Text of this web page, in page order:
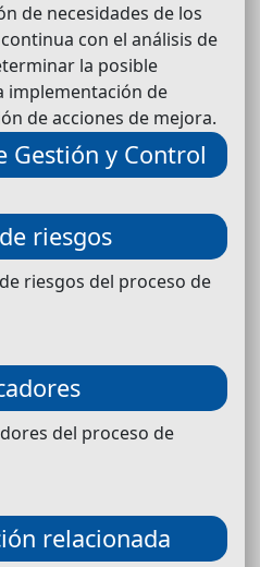
de necesidades de los
con el análisis de
la posible
implementación de
de acciones de mejora.
Gestión y Control
riesgos
riesgos del proceso de
del proceso de
relacionada